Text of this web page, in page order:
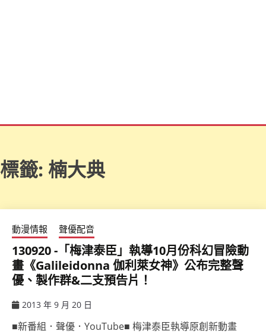
標籤: 楠大典
動漫情報 聲優配音
130920 -「梅津泰臣」執導10月份科幻冒險動
畫《Galileidonna 伽利萊女神》公布完整聲
優、製作群&二支預告片！
2013 年 9 月 20 日
■新番組．聲優．YouTube■ 梅津泰臣執導原創新動畫